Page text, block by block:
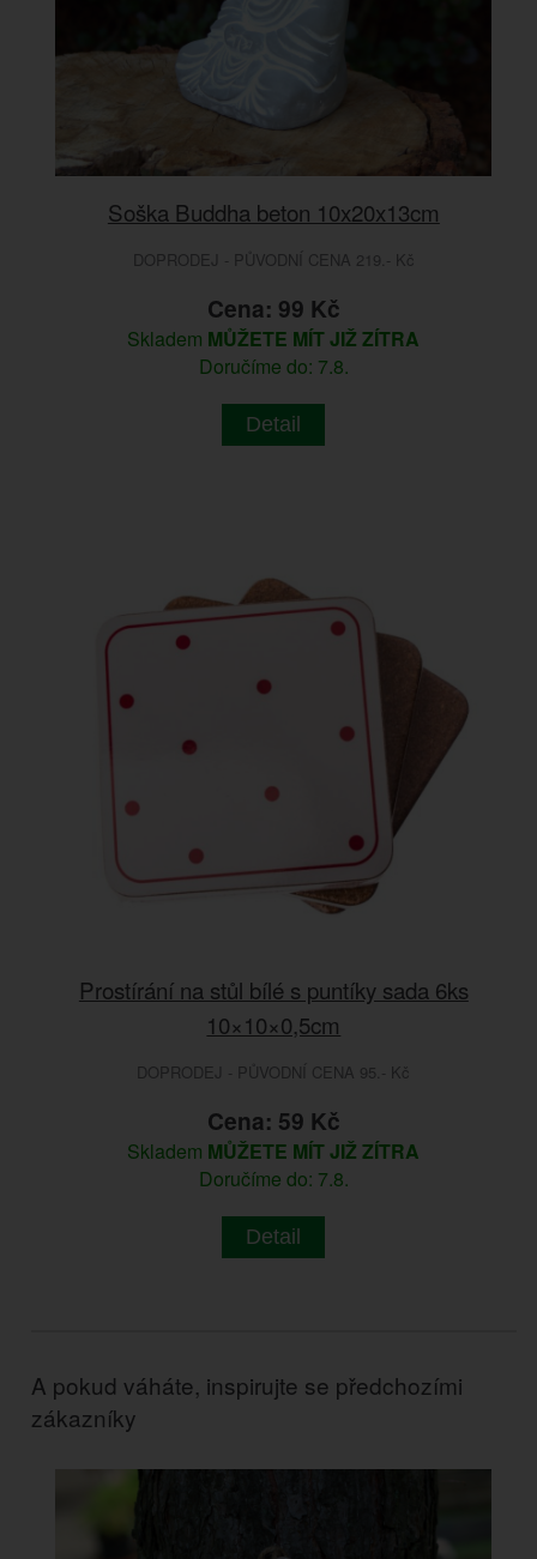
Soška Buddha beton 10x20x13cm
DOPRODEJ - PŮVODNÍ CENA 219.- Kč
Cena: 99 Kč
Skladem MŮŽETE MÍT JIŽ ZÍTRA
Doručíme do: 7.8.
Detail
Prostírání na stůl bílé s puntíky sada 6ks
10×10×0,5cm
DOPRODEJ - PŮVODNÍ CENA 95.- Kč
Cena: 59 Kč
Skladem MŮŽETE MÍT JIŽ ZÍTRA
Doručíme do: 7.8.
Detail
A pokud váháte, inspirujte se předchozími
zákazníky